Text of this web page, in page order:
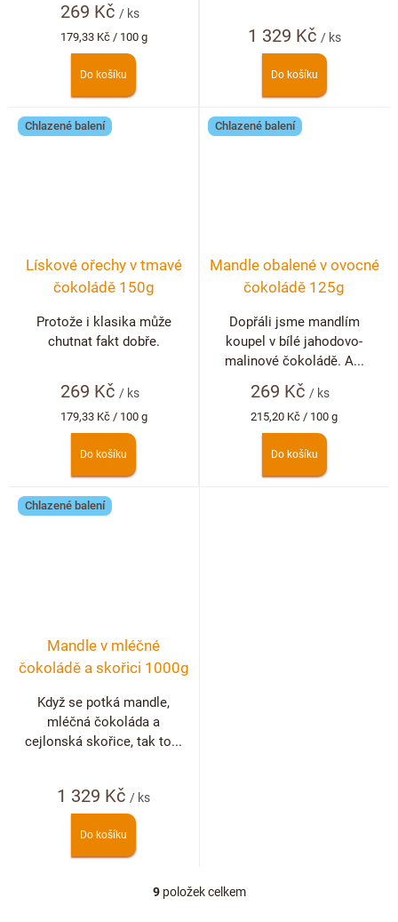
269 Kč / ks
Měrná
cena:
179,33 Kč / 100 g
Do košíku
1 329 Kč / ks
Do košíku
Chlazené balení
Lískové ořechy v tmavé
čokoládě 150g
269 Kč / ks
Měrná
cena:
179,33 Kč / 100 g
Do košíku
Protože i klasika může
chutnat fakt dobře.
Chlazené balení
Mandle obalené v ovocné
čokoládě 125g
269 Kč/ ks
Měrná
cena:
215,20 Kč / 100 g
Do košíku
Dopřáli jsme mandlím
koupel v bílé jahodovo-
malinové čokoládě. A...
Chlazené balení
Mandle v mléčné
čokoládě a skořici 1000g
1 329 Kč / ks
Do košíku
Když se potká mandle,
mléčná čokoláda a
cejlonská skořice, tak to...
O
9položek celkem